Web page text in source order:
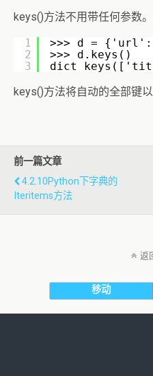
keys()方法不用带任何参数。
1
2
3
>>> d =
>>> d.keys()
keys()方法将自动的全部键以
前一篇文章
4.2.10Python下字典的
Iteritems方法
返
移动